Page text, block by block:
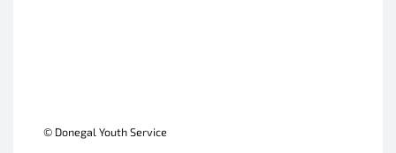
© Donegal Youth Service